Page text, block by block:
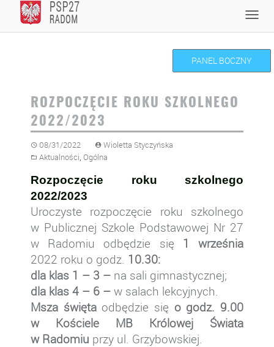
content
PANEL BOCZNY
ROZPOCZĘCIE ROKU SZKOLNEGO
2022/2023
08/31/2022
Wioletta Styczyńska
Aktualności, Ogólna
Rozpoczęcie roku szkolnego
2022/2023
Uroczyste rozpoczęcie roku szkolnego
w Publicznej Szkole Podstawowej Nr 27
w Radomiu odbędzie się 1 września
2022 roku o godz. 10.30:
dla klas 1 – 3 – na sali gimnastycznej;
dla klas 4 – 6 – w salach lekcyjnych.
Msza świętaodbędzie się o godz. 9.00
w Kościele MB Królowej Świata
w Radomiu przy ul. Grzybowskiej.